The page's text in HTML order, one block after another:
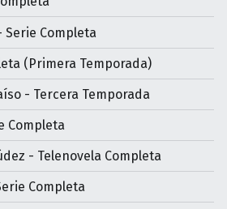
Serie Completa
(Primera Temporada)
- Tercera Temporada
Completa
- Telenovela Completa
Completa